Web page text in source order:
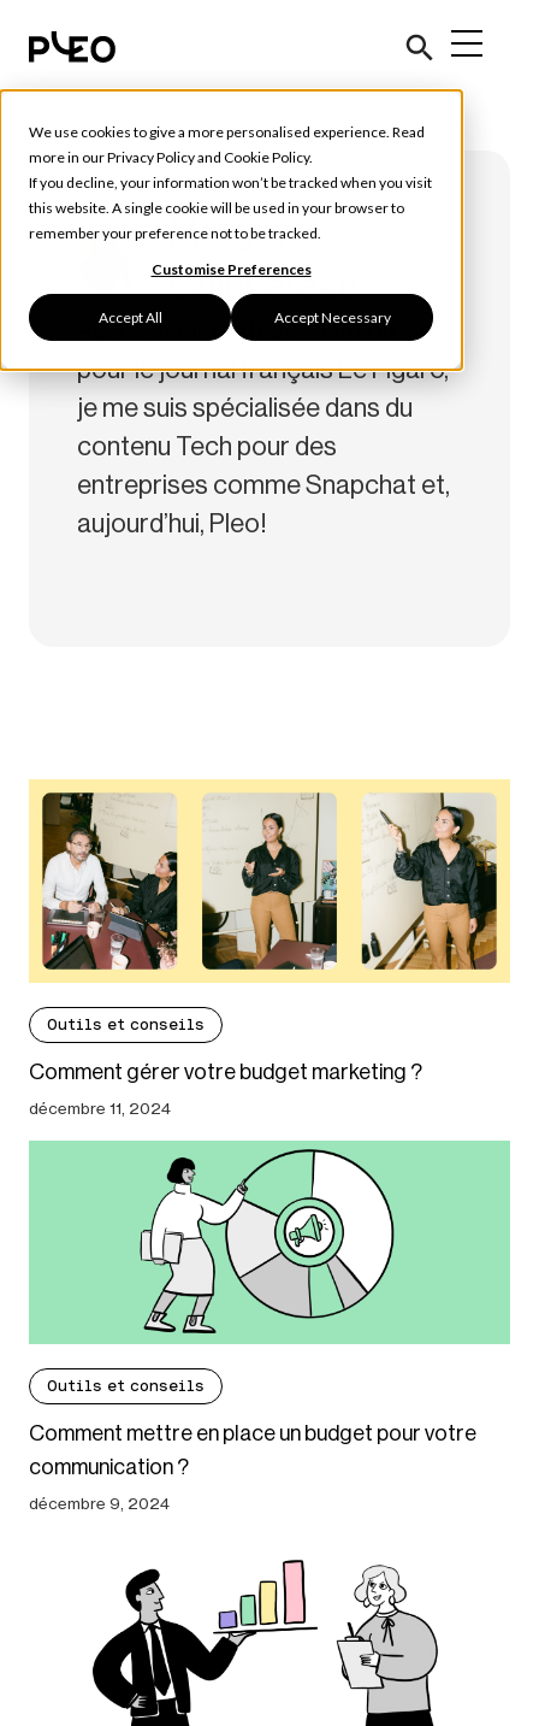
We use cookies to give a more personalised experience. Read
more in ourPrivacy Policyand Cookie Policy.
If you decline, your information won’t be tracked when you visit
this website. A single cookie will be used in your browser to
remember your preference not to be tracked.
Customise Preferences
Accept All Accept Necessary
Margot
Guicheteau
Après avoir écrit pendant dix ans
pour le journal français Le Figaro,
je me suis spécialisée dans du
contenu Tech pour des
entreprises comme Snapchat et,
aujourd’hui, Pleo!
Outils et conseils
Comment gérer votre budget marketing ?
décembre 11, 2024
Outils et conseils
Comment mettre en place un budget pour votre
communication ?
décembre 9, 2024